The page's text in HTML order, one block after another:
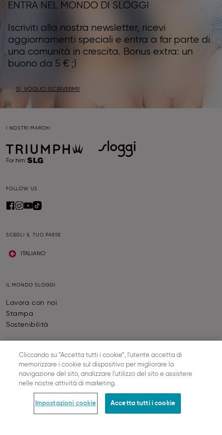
ENTRA NEL MONDO DI SLOGGI
Iscriviti alla nostra newsletter, ricevi
aggiornamenti speciali e entra a far parte di
una comunità in crescita. Bonus extra: un
buono da 5 € ;)
SÌ, VOGLIO ISCRIVERMI!
I NOSTRI MARCHI
FOLLOW US
SCEGLI IL TUO PAESE
ITALIANO
IL MONDO SLOGGI
Lavora con noi
Stampa
Sostenibilità
AIUTO
Contatti
Calcolatore di taglie
SLOGGI ABC
Cliccando su “Accetta tutti i cookie”, l'utente accetta di
memorizzare i cookie sul dispositivo per migliorare la
navigazione del sito, analizzare l'utilizzo del sito e assistere
nelle nostre attività di marketing.
Impostazioni cookie Accetta tutti i cookie